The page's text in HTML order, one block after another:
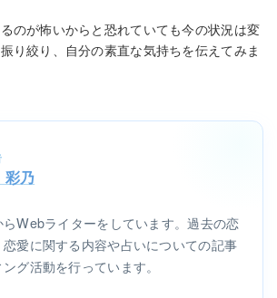
るのが怖いからと恐れていても今の状況は変
り絞り、自分の素直な気持ちを伝えてみま
彩乃
Webライターをしています。過去の恋
愛に関する内容や占いについての記事
グ活動を行っています。